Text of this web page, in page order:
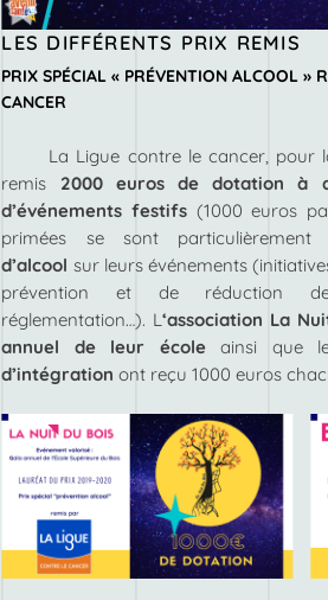
LES DIFFÉRENTS PRIX REMIS
PRIX SPÉCIAL « PRÉVENTION ALCOOL »
CANCER
La Ligue contre le cancer, pour
remis 2000 euros de dotation à
d’événements festifs(1000 euros
primées se sont
d’alcool sur leurs événements
prévention et de réduction
réglementation…). L‘association La
annuel de leur écoleainsi que
d’intégration ont reçu 1000 euros